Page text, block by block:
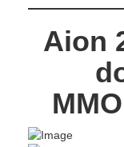
Aion